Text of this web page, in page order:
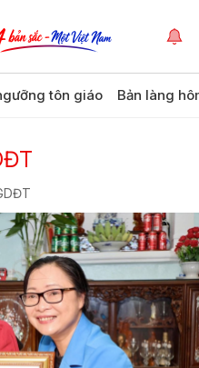
tôn giáo Bản làng